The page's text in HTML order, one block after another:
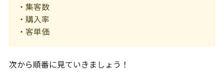
・集客数
・購入率
・客単価
次から順番に見ていきましょう！